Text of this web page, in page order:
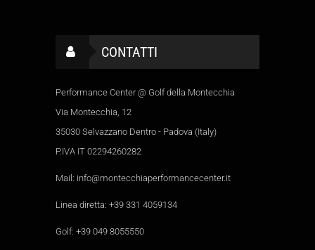
CONTATTI
Performance Center @ Golf della Montecchia
Via Montecchia, 12
35030 Selvazzano Dentro - Padova (Italy)
P.IVA IT 02294260282
Mail: info@montecchiaperformancecenter.it
Linea diretta: +39 331 4059134
Golf: +39 049 8055550